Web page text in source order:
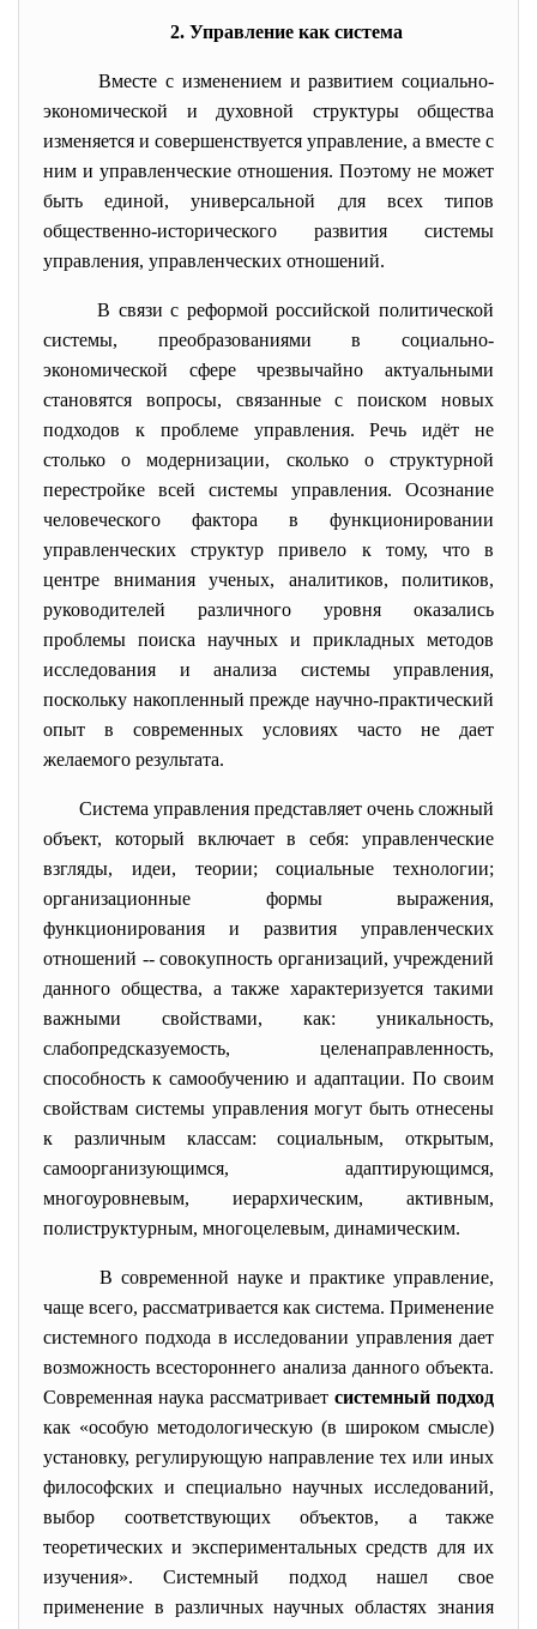
2. Управление как система
Вместе с изменением и развитием социально-
экономической и духовной структуры общества
изменяется и совершенствуется управление, а вместе с
ним и управленческие отношения. Поэтому не может
быть единой, универсальной для всех типов
общественно-исторического развития системы
управления, управленческих отношений.
В связи с реформой российской политической
системы, преобразованиями в социально-
экономической сфере чрезвычайно актуальными
становятся вопросы, связанные с поиском новых
подходов к проблеме управления. Речь идёт не
столько о модернизации, сколько о структурной
перестройке всей системы управления. Осознание
человеческого фактора в функционировании
управленческих структур привело к тому, что в
центре внимания ученых, аналитиков, политиков,
руководителей различного уровня оказались
проблемы поиска научных и прикладных методов
исследования и анализа системы управления,
поскольку накопленный прежде научно-практический
опыт в современных условиях часто не дает
желаемого результата.
Система управления представляет очень сложный
объект, который включает в себя: управленческие
взгляды, идеи, теории; социальные технологии;
организационные формы выражения,
функционирования и развития управленческих
отношений -- совокупность организаций, учреждений
данного общества, а также характеризуется такими
важными свойствами, как: уникальность,
слабопредсказуемость, целенаправленность,
способность к самообучению и адаптации. По своим
свойствам системы управления могут быть отнесены
к различным классам: социальным, открытым,
самоорганизующимся, адаптирующимся,
многоуровневым, иерархическим, активным,
полиструктурным, многоцелевым, динамическим.
В современной науке и практике управление,
чаще всего, рассматривается как система. Применение
системного подхода в исследовании управления дает
возможность всестороннего анализа данного объекта.
Современная наука рассматривает системный подход
как «особую методологическую (в широком смысле)
установку, регулирующую направление тех или иных
философских и специально научных исследований,
выбор соответствующих объектов, а также
теоретических и экспериментальных средств для их
изучения». Системный подход нашел свое
применение в различных научных областях знания